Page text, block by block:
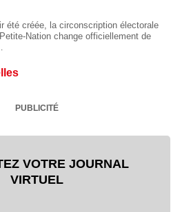
été créée, la circonscription électorale
Nation change officiellement de
PUBLICITÉ
VOTRE JOURNAL
VIRTUEL